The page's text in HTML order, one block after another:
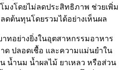
มงโดยไม่ลดประสิทธิภาพ ช่วยเพิ่ม
ดต้นทุนโดยรวมได้อย่างเห็นผล
าทอย่างยิ่งในอุตสาหกรรมอาหาร
ด ปลอดเชื้อ และความแม่นยำใน
น้ำนม น้ำผลไม้ ยาเหลว หรือส่วน